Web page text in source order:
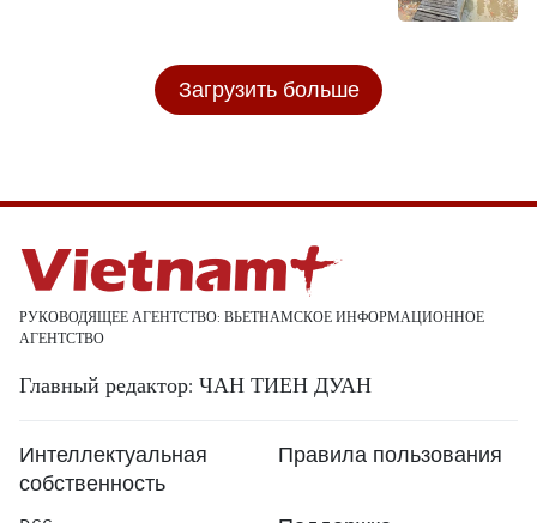
Загрузить больше
РУКОВОДЯЩЕЕ АГЕНТСТВО: ВЬЕТНАМСКОЕ ИНФОРМАЦИОННОЕ
АГЕНТСТВО
Главный редактор: ЧАН ТИЕН ДУАН
Интеллектуальная
собственность
Правила пользования